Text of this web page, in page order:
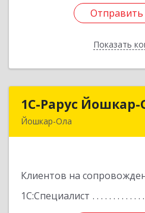
Отправить
Показать
Отправить
Назад
1С-Рарус Йошкар-
Йошкар-Ола
Клиентов на
1С:Специалист
1С-